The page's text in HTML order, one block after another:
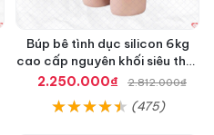
Búp bê tình dục silicon 6kg
cao cấp nguyên khối siêu thật
giá tốt
2.250.000₫ 2.812.000₫
(475)